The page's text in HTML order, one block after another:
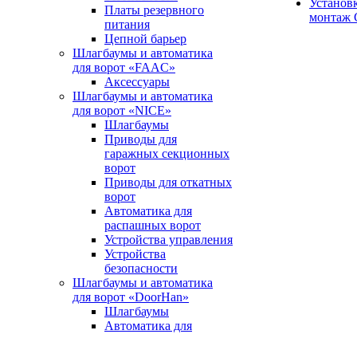
Платы резервного
питания
Цепной барьер
Шлагбаумы и автоматика
для ворот «FAAC»
Аксессуары
Шлагбаумы и автоматика
для ворот «NICE»
Шлагбаумы
Приводы для
гаражных секционных
ворот
Приводы для откатных
ворот
Автоматика для
распашных ворот
Устройства управления
Устройства
безопасности
Шлагбаумы и автоматика
для ворот «DoorHan»
Шлагбаумы
Автоматика для
монтаж